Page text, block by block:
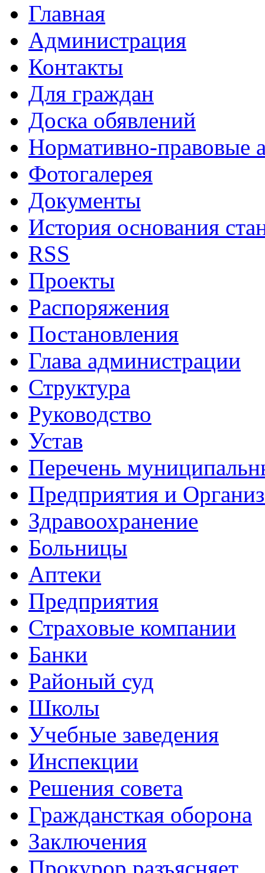
Главная
Администрация
Контакты
Для граждан
Доска обявлений
Нормативно-правовые
Фотогалерея
Документы
История основания
RSS
Проекты
Распоряжения
Постановления
Глава администрации
Структура
Руководство
Устав
Перечень
Предприятия и
Здравоохранение
Больницы
Аптеки
Предприятия
Страховые компании
Банки
Районый суд
Школы
Учебные заведения
Инспекции
Решения совета
Граждансткая оборона
Заключения